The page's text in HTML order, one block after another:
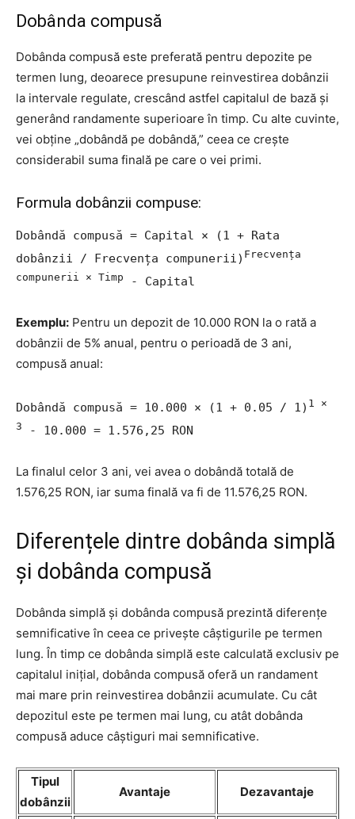
Dobânda compusă
Dobânda compusă este preferată pentru depozite pe
termen lung, deoarece presupune reinvestirea dobânzii
la intervale regulate, crescând astfel capitalul de bază și
generând randamente superioare în timp. Cu alte cuvinte,
vei obține „dobândă pe dobândă,” ceea ce crește
considerabil suma finală pe care o vei primi.
Formula dobânzii compuse:
Dobândă compusă = Capital × (1 + Rata
dobânzii / Frecvența compunerii) Frecvența
compunerii × Timp
- Capital
Exemplu: Pentru un depozit de 10.000 RON la o rată a
dobânzii de 5% anual, pentru o perioadă de 3 ani,
compusă anual:
Dobândă compusă = 10.000 × (1 + 0.05 / 1) 1 ×
3
- 10.000 = 1.576,25 RON
La finalul celor 3 ani, vei avea o dobândă totală de
1.576,25 RON, iar suma finală va fi de 11.576,25 RON.
Diferențele dintre dobânda simplă
și dobânda compusă
Dobânda simplă și dobânda compusă prezintă diferențe
semnificative în ceea ce privește câștigurile pe termen
lung. În timp ce dobânda simplă este calculată exclusiv pe
capitalul inițial, dobânda compusă oferă un randament
mai mare prin reinvestirea dobânzii acumulate. Cu cât
depozitul este pe termen mai lung, cu atât dobânda
compusă aduce câștiguri mai semnificative.
Tipul
dobânzii
Avantaje Dezavantaje